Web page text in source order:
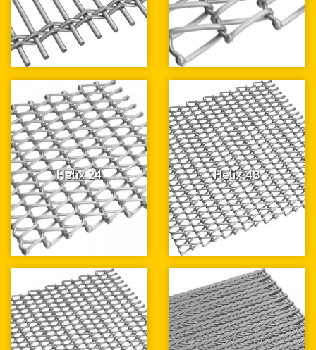
Helix 24 Helix 48